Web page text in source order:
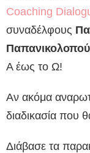
Coaching
συναδέλφους
Α έως το Ω!
Αν ακόμα
διαδικασία που
Διάβασε τα